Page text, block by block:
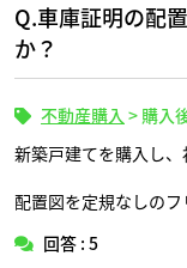
Q.車庫証明の配
か？
不動産購入 > 購入
新築戸建てを購入し、
配置図を定規なしの
回答 : 5